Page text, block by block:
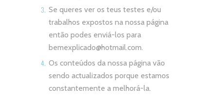
Se queres ver os teus testes e/ou
trabalhos expostos na nossa página
então podes enviá-los para
bemexplicado@hotmail.com.
Os conteúdos da nossa página vão
sendo actualizados porque estamos
constantemente a melhorá-la.